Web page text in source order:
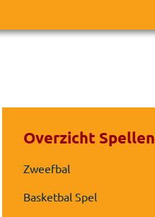
Overzicht Spellen
Zweefbal
Basketbal Spel